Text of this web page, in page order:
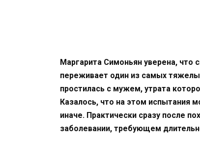
Маргарита Симоньян уверена, что
переживает один из самых
простилась с мужем, утрата
Казалось, что на этом испытания
иначе. Практически сразу после
заболевании, требующем